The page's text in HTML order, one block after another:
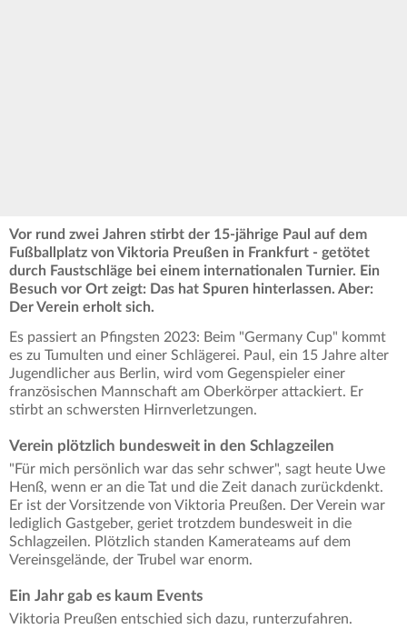
Vor rund zwei Jahren stirbt der 15-jährige Paul auf dem
Fußballplatz von Viktoria Preußen in Frankfurt - getötet
durch Faustschläge bei einem internationalen Turnier. Ein
Besuch vor Ort zeigt: Das hat Spuren hinterlassen. Aber:
Der Verein erholt sich.
Es passiert an Pfingsten 2023: Beim "Germany Cup" kommt
es zu Tumulten und einer Schlägerei. Paul, ein 15 Jahre alter
Jugendlicher aus Berlin, wird vom Gegenspieler einer
französischen Mannschaft am Oberkörper attackiert. Er
stirbt an schwersten Hirnverletzungen.
Verein plötzlich bundesweit in den Schlagzeilen
"Für mich persönlich war das sehr schwer", sagt heute Uwe
Henß, wenn er an die Tat und die Zeit danach zurückdenkt.
Er ist der Vorsitzende von Viktoria Preußen. Der Verein war
lediglich Gastgeber, geriet trotzdem bundesweit in die
Schlagzeilen. Plötzlich standen Kamerateams auf dem
Vereinsgelände, der Trubel war enorm.
Ein Jahr gab es kaum Events
Viktoria Preußen entschied sich dazu, runterzufahren.